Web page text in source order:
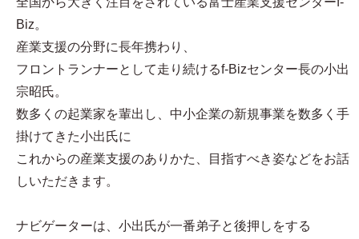
Biz。
産業支援の分野に長年携わり、
フロントランナーとして走り続けるf-Bizセンター長の小出
宗昭氏。
数多くの起業家を輩出し、中小企業の新規事業を数多く手
掛けてきた小出氏に
これからの産業支援のありかた、目指すべき姿などをお話
しいただきます。
ナビゲーターは、小出氏が一番弟子と後押しをする